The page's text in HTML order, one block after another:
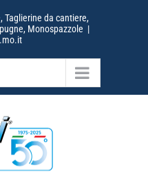
Taglierine da cantiere,
Monospazzole |